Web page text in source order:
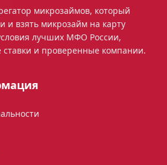
микрозаймов, который
и взять микрозайм на карту
лучших МФО России,
и проверенные компании.